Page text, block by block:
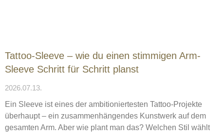
Tattoo-Sleeve – wie du einen stimmigen Arm-
Sleeve Schritt für Schritt planst
2026.07.13.
Ein Sleeve ist eines der ambitioniertesten Tattoo-Projekte
überhaupt – ein zusammenhängendes Kunstwerk auf dem
gesamten Arm. Aber wie plant man das? Welchen Stil wählt